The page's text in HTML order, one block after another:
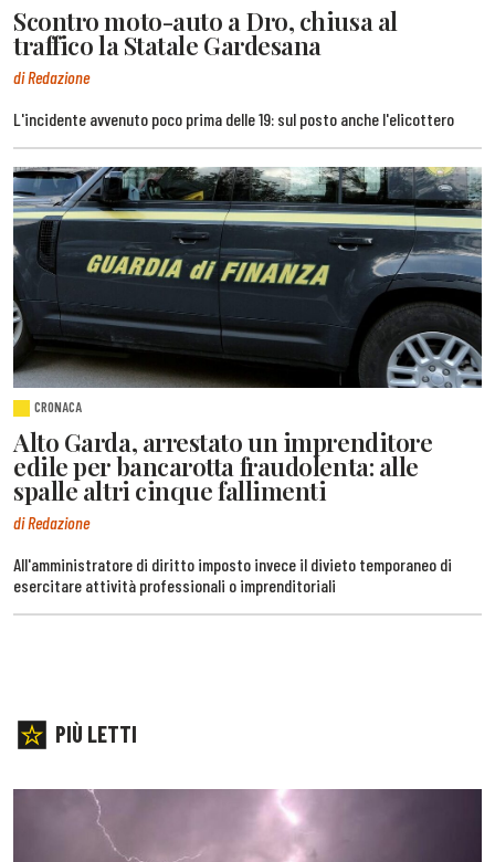
Scontro moto-auto a Dro, chiusa al
traffico la Statale Gardesana
di Redazione
L'incidente avvenuto poco prima delle 19: sul posto anche l'elicottero
CRONACA
Alto Garda, arrestato un imprenditore
edile per bancarotta fraudolenta: alle
spalle altri cinque fallimenti
di Redazione
All'amministratore di diritto imposto invece il divieto temporaneo di
esercitare attività professionali o imprenditoriali
PIÙ LETTI